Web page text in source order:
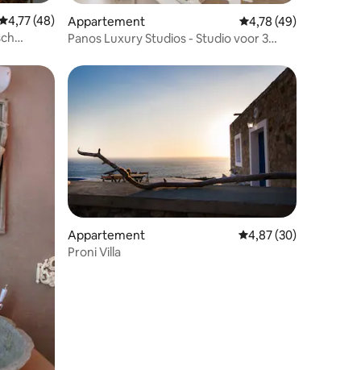
beoordeling van 4,77 uit 5, 48 recensies
4,77 (48)
Appartement Gemiddelde
4,78 (49)
Panos Luxury Studios - Studio voor 3
Appartement Gemiddelde
4,87 (30)
Proni Villa